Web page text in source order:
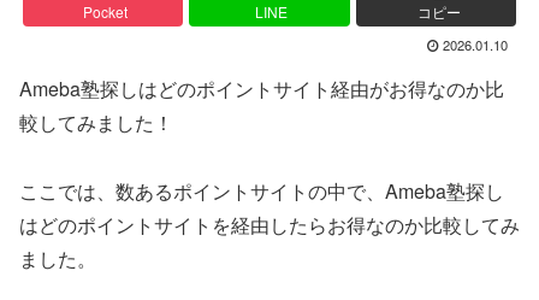
Pocket LINE コピー
2026.01.10
Ameba塾探しはどのポイントサイト経由がお得なのか比
較してみました！
ここでは、数あるポイントサイトの中で、Ameba塾探し
はどのポイントサイトを経由したらお得なのか比較してみ
ました。